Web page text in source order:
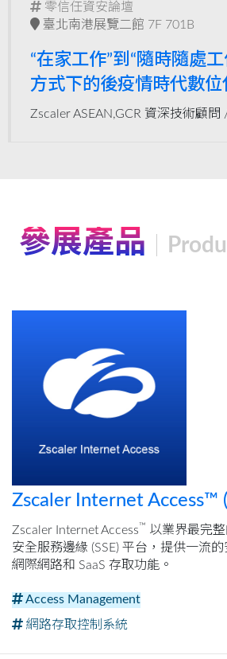
零信任資安論壇
臺北南港展覽二館 7F 701B
“在家工作”到“隨時隨處
方式下的後疫情時代數位
Zscaler ASEAN,GCR 資深技術顧問
參展產品
Zscaler Internet Access™
Zscaler Internet Access™ 以業界最完
安全服務邊緣 (SSE) 平台，提供一流
網際網路和 SaaS 存取功能。
Access Management
網路存取控制系統